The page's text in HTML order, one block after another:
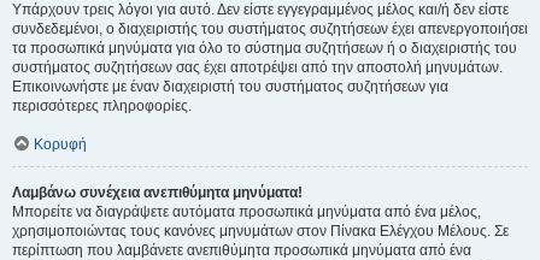
Υπάρχουν τρεις λόγοι για αυτό. Δεν είστε εγγεγραμμένος μέλος και/ή δεν είστε
συνδεδεμένοι, ο διαχειριστής του συστήματος συζητήσεων έχει απενεργοποιήσει
τα προσωπικά μηνύματα για όλο το σύστημα συζητήσεων ή ο διαχειριστής του
συστήματος συζητήσεων σας έχει αποτρέψει από την αποστολή μηνυμάτων.
Επικοινωνήστε με έναν διαχειριστή του συστήματος συζητήσεων για
περισσότερες πληροφορίες.
Κορυφή
Λαμβάνω συνέχεια ανεπιθύμητα μηνύματα!
Μπορείτε να διαγράψετε αυτόματα προσωπικά μηνύματα από ένα μέλος,
χρησιμοποιώντας τους κανόνες μηνυμάτων στον Πίνακα Ελέγχου Μέλους. Σε
περίπτωση που λαμβάνετε ανεπιθύμητα προσωπικά μηνύματα από ένα